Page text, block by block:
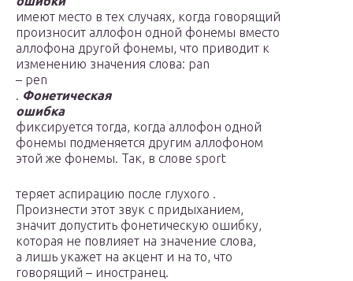
имеют место в тех случаях, когда говорящий
произносит аллофон одной фонемы вместо
аллофона другой фонемы, что приводит к
изменению значения слова: pan
– pen
. Фонетическая
ошибка
фиксируется тогда, когда аллофон одной
фонемы подменяется другим аллофоном
этой же фонемы. Так, в слове sport
теряет аспирацию после глухого .
Произнести этот звук с придыханием,
значит допустить фонетическую ошибку,
которая не повлияет на значение слова,
а лишь укажет на акцент и на то, что
говорящий – иностранец.